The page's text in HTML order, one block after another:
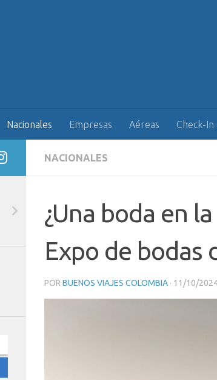
Nacionales Empresas Aéreas Check-In
NACIONALES
¿Una boda en
Expo de bodas
POR BUENOS VIAJES COLOMBIA · 11/10/